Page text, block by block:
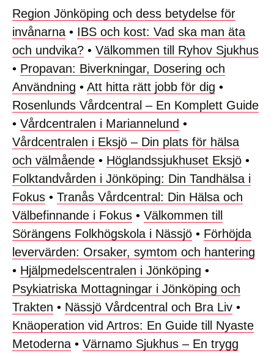
Region Jönköping och dess betydelse för
invånarna • IBS och kost: Vad ska man äta
och undvika? • Välkommen till Ryhov Sjukhus
• Propavan: Biverkningar, Dosering och
Användning • Att hitta rätt jobb för dig •
Rosenlunds Vårdcentral – En Komplett Guide
• Vårdcentralen i Mariannelund •
Vårdcentralen i Eksjö – Din plats för hälsa
och välmående • Höglandssjukhuset Eksjö •
Folktandvården i Jönköping: Din Tandhälsa i
Fokus • Tranås Vårdcentral: Din Hälsa och
Välbefinnande i Fokus • Välkommen till
Sörängens Folkhögskola i Nässjö • Förhöjda
levervärden: Orsaker, symtom och hantering
• Hjälpmedelscentralen i Jönköping •
Psykiatriska Mottagningar i Jönköping och
Trakten • Nässjö Vårdcentral och Bra Liv •
Knäoperation vid Artros: En Guide till Nyaste
Metoderna • Värnamo Sjukhus – En trygg